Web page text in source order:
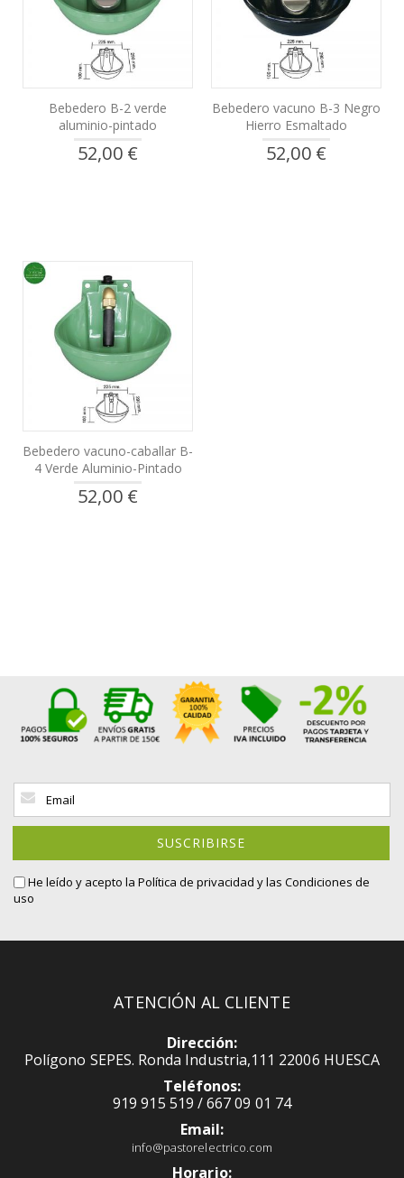
Bebedero B-2 verde
aluminio-pintado
52,00 €
Bebedero vacuno B-3 Negro
Hierro Esmaltado
52,00 €
Bebedero vacuno-caballar B-
4 Verde Aluminio-Pintado
52,00 €
Inscríbase
nuestro
SUSCRIBIRSE
He leído y acepto la Política de privacidad y las Condiciones de
uso
ATENCIÓN AL CLIENTE
Dirección:
Polígono SEPES. Ronda Industria,111 22006 HUESCA
Teléfonos:
919 915 519 / 667 09 01 74
Email:
info@pastorelectrico.com
Horario: